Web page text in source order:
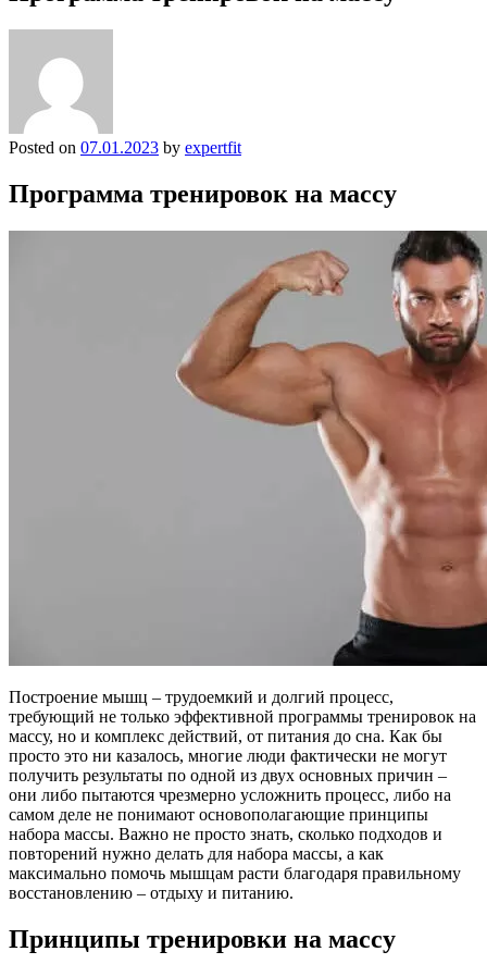
Posted on 07.01.2023 by expertfit
Программа тренировок на массу
Построение мышц – трудоемкий и долгий процесс,
требующий не только эффективной программы тренировок на
массу, но и комплекс действий, от питания до сна. Как бы
просто это ни казалось, многие люди фактически не могут
получить результаты по одной из двух основных причин –
они либо пытаются чрезмерно усложнить процесс, либо на
самом деле не понимают основополагающие принципы
набора массы. Важно не просто знать, сколько подходов и
повторений нужно делать для набора массы, а как
максимально помочь мышцам расти благодаря правильному
восстановлению – отдыху и питанию.
Принципы тренировки на массу